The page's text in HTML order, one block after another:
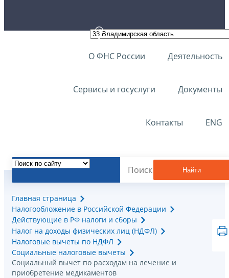
О ФНС России Деятельность
Сервисы и госуслуги Документы
Контакты ENG
Найти
Главная страница
Налогообложение в Российской Федерации
Действующие в РФ налоги и сборы
Налог на доходы физических лиц (НДФЛ)
Налоговые вычеты по НДФЛ
Социальные налоговые вычеты
Социальный вычет по расходам на лечение и
приобретение медикаментов